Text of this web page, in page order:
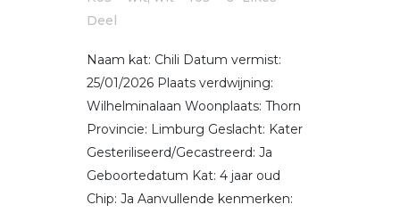
Deel
Naam kat: Chili Datum vermist:
25/01/2026 Plaats verdwijning:
Wilhelminalaan Woonplaats: Thorn
Provincie: Limburg Geslacht: Kater
Gesteriliseerd/Gecastreerd: Ja
Geboortedatum Kat: 4 jaar oud
Chip: Ja Aanvullende kenmerken: